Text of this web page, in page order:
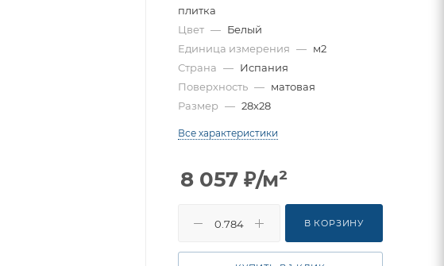
плитка
Цвет — Белый
Единица измерения — м2
Страна — Испания
Поверхность — матовая
Размер — 28x28
Все характеристики
8 057 ₽/м²
В КОРЗИНУ